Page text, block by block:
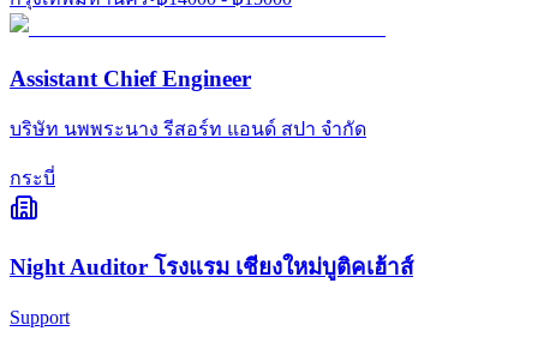
Assistant Chief Engineer
บริษัท นพพระนาง รีสอร์ท แอนด์ สปา จำกัด
กระบี่
Night Auditor โรงแรม เชียงใหม่บูติคเฮ้าส์
Support